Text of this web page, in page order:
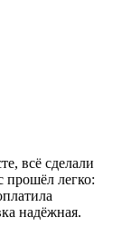
всё сделали
прошёл легко:
надёжная.